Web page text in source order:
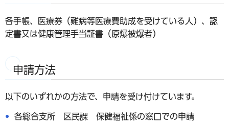
各手帳、医療券（難病等医療費助成を受けている人）、認
定書又は健康管理手当証書（原爆被爆者）
申請方法
以下のいずれかの方法で、申請を受け付けています。
各総合支所 区民課 保健福祉係の窓口での申請